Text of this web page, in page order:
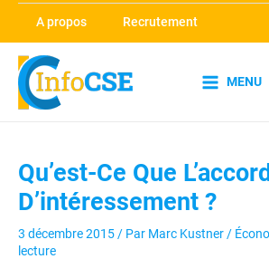
Aller
contenu
A propos Recrutement
MENU
Qu’est-Ce Que L’accord
D’intéressement ?
3 décembre 2015/ Par Marc Kustner/
lecture